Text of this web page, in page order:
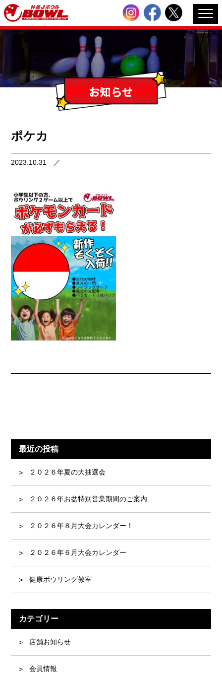
ポケカ
2023.10.31 ／
最近の投稿
２０２６年夏の大抽選会
２０２６年お盆特別営業期間のご案内
２０２６年８月大会カレンダー！
２０２６年６月大会カレンダー
健康ボウリング教室
カテゴリー
店舗お知らせ
会員情報